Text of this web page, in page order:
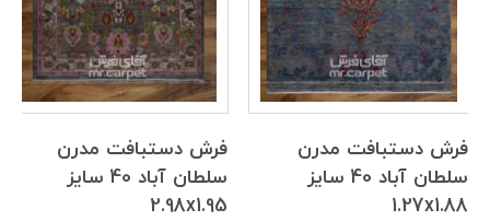
فرش دستبافت مدرن
سلطان آباد 40 سایز
1.27x1.88
فرش دستبافت مدرن
سلطان آباد 40 سایز
2.98x1.95